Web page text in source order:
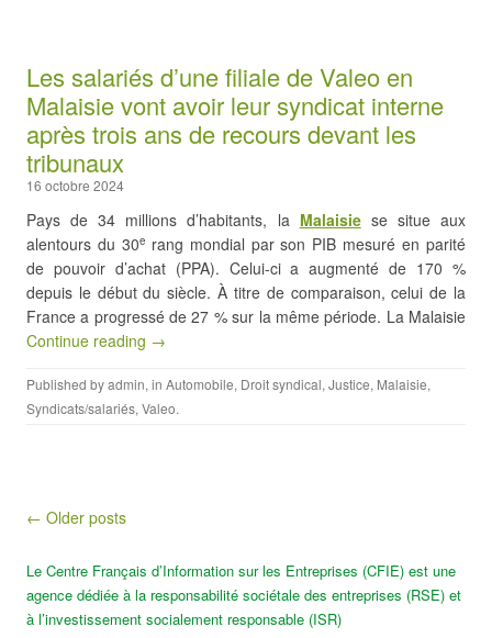
Les salariés d’une filiale de Valeo en
Malaisie vont avoir leur syndicat interne
après trois ans de recours devant les
tribunaux
16 octobre 2024
Pays de 34 millions d’habitants, la Malaisiese situe aux
alentours du 30erang mondial par son PIB mesuré en parité
de pouvoir d’achat (PPA). Celui-ci a augmenté de 170 %
depuis le début du siècle. À titre de comparaison, celui de la
France a progressé de 27 % sur la même période. La Malaisie
Continue reading →
Published byadmin, in Automobile, Droit syndical, Justice, Malaisie,
Syndicats/salariés, Valeo.
Post navigation
← Older posts
Le Centre Français d’Information sur les Entreprises (CFIE) est une
agence dédiée à la responsabilité sociétale des entreprises (RSE) et
à l’investissement socialement responsable (ISR)